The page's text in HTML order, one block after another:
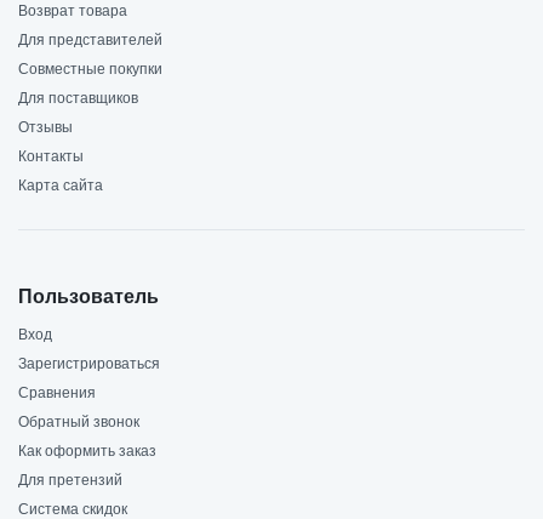
Возврат товара
Для представителей
Совместные покупки
Для поставщиков
Отзывы
Контакты
Карта сайта
Пользователь
Вход
Зарегистрироваться
Сравнения
Обратный звонок
Как оформить заказ
Для претензий
Система скидок